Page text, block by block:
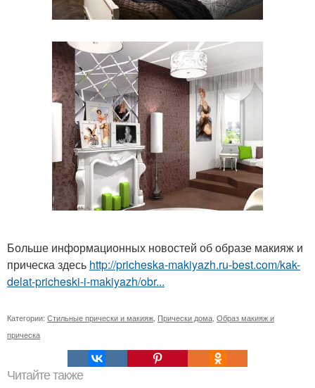
Больше информационных новостей об образе макияж и
прическа здесь http://pricheska-makiyazh.ru-best.com/kak-
delat-pricheski-i-makiyazh/obr...
Категории: Стильные прически и макияж Прически дома Образ макияж и
прическа
Читайте также